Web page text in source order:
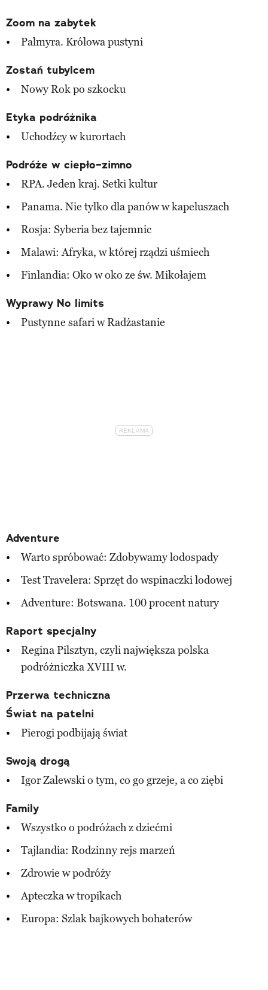
Zoom na zabytek
Palmyra. Królowa pustyni
Zostań tubylcem
Nowy Rok po szkocku
Etyka podróżnika
Uchodźcy w kurortach
Podróże w ciepło–zimno
RPA. Jeden kraj. Setki kultur
Panama. Nie tylko dla panów w kapeluszach
Rosja: Syberia bez tajemnic
Malawi: Afryka, w której rządzi uśmiech
Finlandia: Oko w oko ze św. Mikołajem
Wyprawy No limits
Pustynne safari w Radżastanie
Adventure
Warto spróbować: Zdobywamy lodospady
Test Travelera: Sprzęt do wspinaczki lodowej
Adventure: Botswana. 100 procent natury
Raport specjalny
Regina Pilsztyn, czyli największa polska
podróżniczka XVIII w.
Przerwa techniczna
Świat na patelni
Pierogi podbijają świat
Swoją drogą
Igor Zalewski o tym, co go grzeje, a co ziębi
Family
Wszystko o podróżach z dziećmi
Tajlandia: Rodzinny rejs marzeń
Zdrowie w podróży
Apteczka w tropikach
Europa: Szlak bajkowych bohaterów